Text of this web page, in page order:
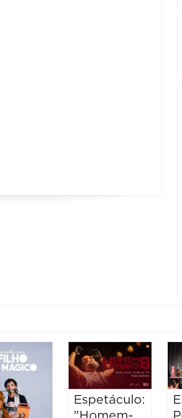
Espetáculo:
"Homem-